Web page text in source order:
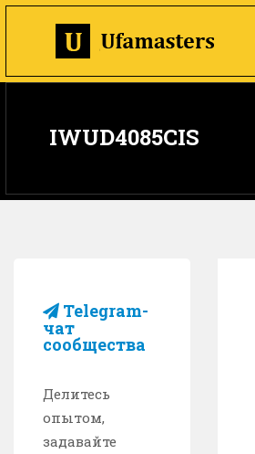
IWUD4085CIS
Telegram-
чат
сообщества
Делитесь
опытом,
задавайте